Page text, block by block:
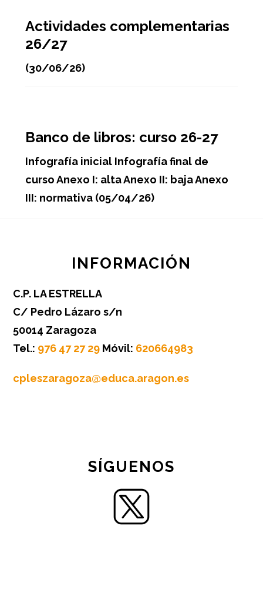
Actividades complementarias
26/27
(30/06/26)
Banco de libros: curso 26-27
Infografía inicial Infografía final de
curso Anexo I: alta Anexo II: baja Anexo
III: normativa (05/04/26)
INFORMACIÓN
C.P. LA ESTRELLA
C/ Pedro Lázaro s/n
50014 Zaragoza
Tel.: 976 47 27 29 Móvil: 620664983
cpleszaragoza@educa.aragon.es
SÍGUENOS